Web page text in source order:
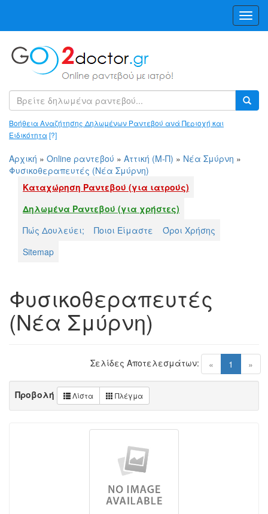
Βοήθεια Αναζήτησης Δηλωμένων Ραντεβού ανά Περιοχή και
Ειδικότητα[?]
Αρχική » Online ραντεβού » Αττική (Μ-Π) » Νέα Σμύρνη »
Φυσικοθεραπευτές (Νέα Σμύρνη)
Καταχώρηση Ραντεβού (για ιατρούς)
Δηλωμένα Ραντεβού (για χρήστες)
Πώς Δουλεύει;
Ποιοι Είμαστε
Όροι Χρήσης
Sitemap
Φυσικοθεραπευτές
(Νέα Σμύρνη)
« 1 (current)
»
Σελίδες Αποτελεσμάτων:
Προβολή Λίστα Πλέγμα